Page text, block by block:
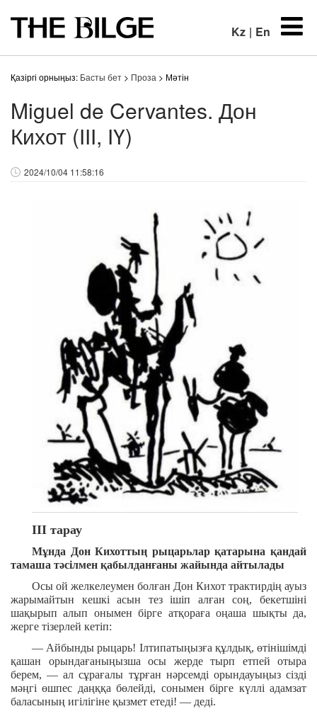
Kz | En
Қазіргі орныңыз: Басты бет > Проза > Мәтін
Miguel de Cervantes. Дон
Кихот (ІІІ, ІҮ)
2024/10/04 11:58:16
ІІІ тарау
Мұнда Дон Кихоттың рыцарьлар қатарына қандай
тамаша тәсілмен қабылданғаны жайында айтылады
Осы ой желкелеумен болған Дон Кихот трактирдің ауыз
жарымайтын кешкі асын тез ішіп алған соң, бекетшіні
шақырып алып онымен бірге атқораға оңаша шықты да,
жерге тізерлей кетіп:
— Айбынды рыцарь! Ілтипатыңызға құлдық, өтінішімді
қашан орындағаныңызша осы жерде тырп етпей отыра
берем, — ал сұрағалы тұрған нәрсемді орындауыңыз сізді
мәңгі өшпес даңққа бөлейді, сонымен бірге күллі адамзат
баласының игілігіне қызмет етеді! — деді.